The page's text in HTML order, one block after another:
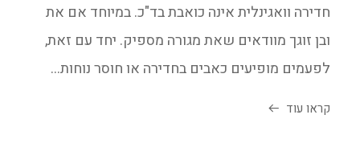
חדירה וואגינלית אינה כואבת בד"כ. במיוחד אם את
ובן זוגך מוודאים שאת מגורה מספיק. יחד עם זאת,
לפעמים מופיעים כאבים בחדירה או חוסר נוחות...
קראו עוד